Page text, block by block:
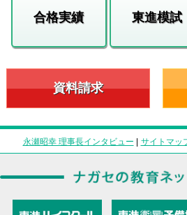
合格実績 東進模試
資料請求
永瀬昭幸 理事長インタビュー | サイトマッ